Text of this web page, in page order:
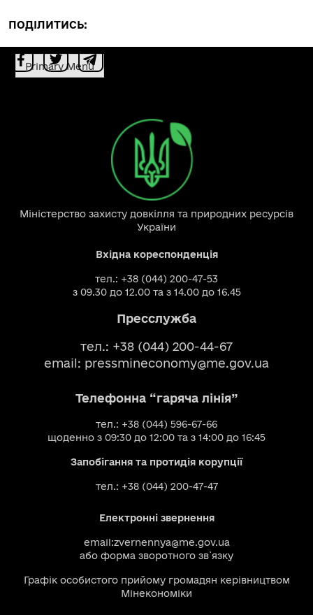
ПОДІЛИТИСЬ:
Primary Menu
Міністерство захисту довкілля та природних ресурсів
України
Вхідна кореспонденція
тел.: +38 (044) 200-47-53
з 09.30 до 12.00 та з 14.00 до 16.45
Пресслужба
тел.: +38 (044) 200-44-67
email: pressmineconomy@me.gov.ua
Телефонна “гаряча лінія”
тел.: +38 (044) 596-67-66
щоденно з 09:30 до 12:00 та з 14:00 до 16:45
Запобігання та протидія корупції
тел.: +38 (044) 200-47-47
Електронні звернення
email:zvernennya@me.gov.ua
або форма зворотного зв`язку
Графік особистого прийому громадян керівництвом
Мінекономіки